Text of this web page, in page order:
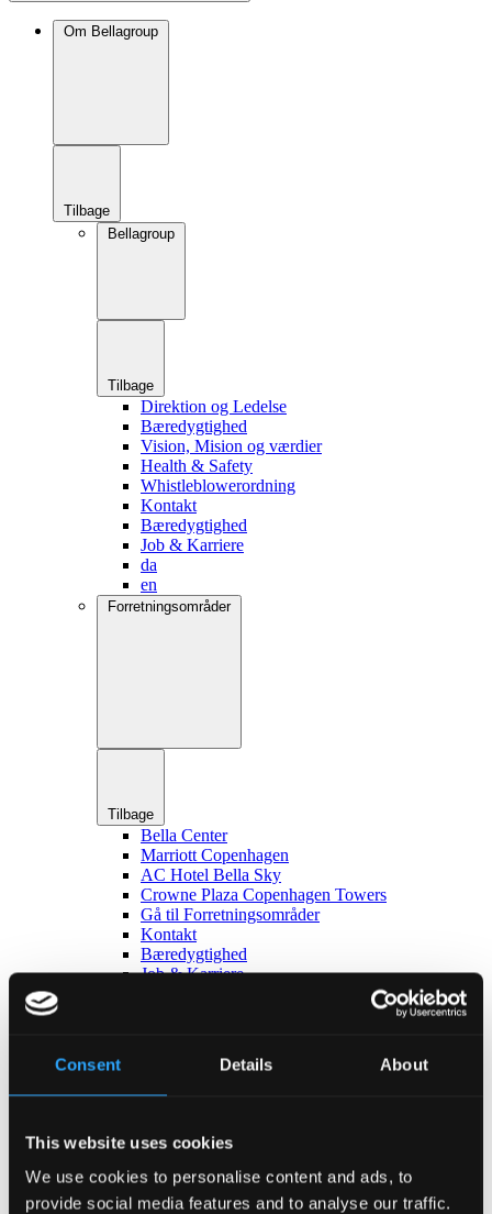
Consent Details About
This website uses cookies
We use cookies to personalise content and ads, to
provide social media features and to analyse our traffic.
Om Bellagroup
Tilbage
Bellagroup
Tilbage
Direktion og Ledelse
Bæredygtighed
Vision, Mision og værdier
Health & Safety
Whistleblowerordning
Kontakt
Bæredygtighed
Job & Karriere
da
en
Forretningsområder
Tilbage
Bella Center
Marriott Copenhagen
AC Hotel Bella Sky
Crowne Plaza Copenhagen Towers
Gå til Forretningsområder
Kontakt
Bæredygtighed
Job & Karriere